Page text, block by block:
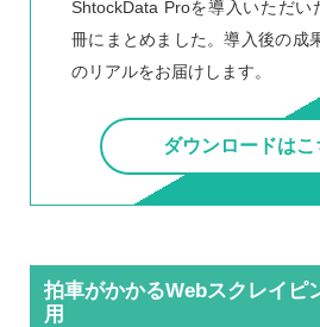
ShtockData Proを導入いただい
冊にまとめました。導入後の成
のリアルをお届けします。
ダウンロードはこ
拍車がかかるWebスクレイピ
用